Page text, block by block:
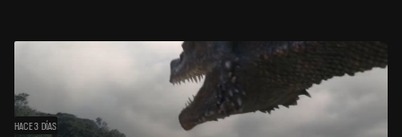
HACE 3 DÍAS